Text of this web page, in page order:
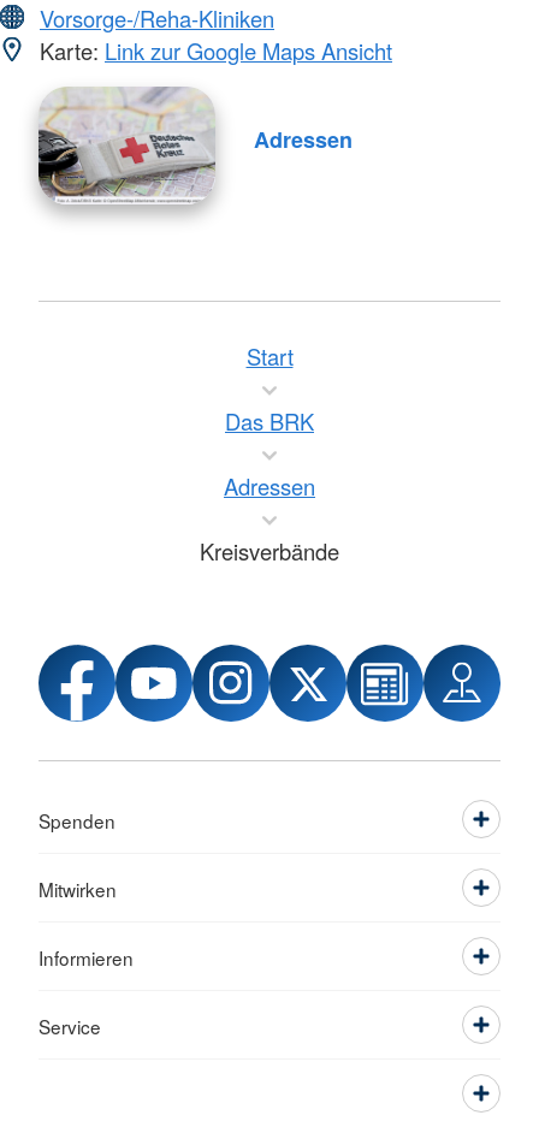
Vorsorge-/Reha-Kliniken
Karte: Link zur Google Maps Ansicht
Adressen
Start
Das BRK
Adressen
Kreisverbände
Spenden
Mitwirken
Informieren
Service